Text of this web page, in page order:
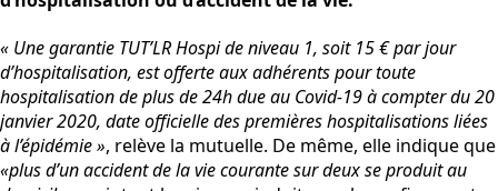
« Une garantie TUT’LR Hospi de niveau 1, soit 15 € par jour
d’hospitalisation, est offerte aux adhérents pour toute
hospitalisation de plus de 24h due au Covid-19 à compter du 20
janvier 2020, date officielle des premières hospitalisations liées
à l’épidémie », relève la mutuelle. De même, elle indique que
«plus d’un accident de la vie courante sur deux se produit au